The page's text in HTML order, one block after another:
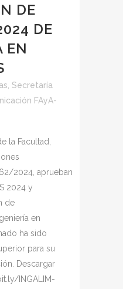
DE
DE
EN
Secretaría
FAyA-
la Facultad,
2024, aprueban
2024 y
de
en
ha sido
para su
Descargar
INGALIM-